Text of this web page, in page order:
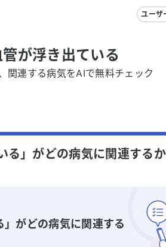
ユーザ
が浮き出ている
関連する病気をAIで無料チェック
る」がどの病気に関連する
がどの病気に関連する